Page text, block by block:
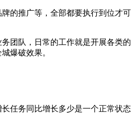
的推广等，全部都要执行到位才可
团队，日常的工作就是开展各类的
爆破效果。
任务同比增长多少是一个正常状态